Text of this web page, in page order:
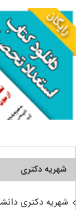
شهریه دکتری
شهریه دکتری